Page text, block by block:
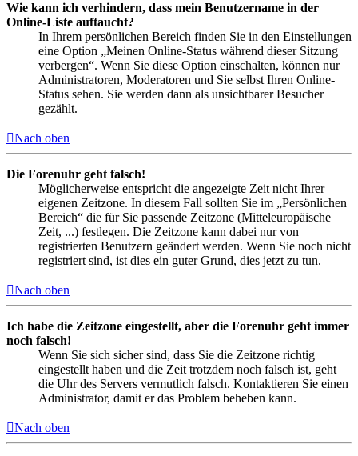
Wie kann ich verhindern, dass mein Benutzername in der
Online-Liste auftaucht?
In Ihrem persönlichen Bereich finden Sie in den Einstellungen
eine Option „Meinen Online-Status während dieser Sitzung
verbergen“. Wenn Sie diese Option einschalten, können nur
Administratoren, Moderatoren und Sie selbst Ihren Online-
Status sehen. Sie werden dann als unsichtbarer Besucher
gezählt.
Nach oben
Die Forenuhr geht falsch!
Möglicherweise entspricht die angezeigte Zeit nicht Ihrer
eigenen Zeitzone. In diesem Fall sollten Sie im „Persönlichen
Bereich“ die für Sie passende Zeitzone (Mitteleuropäische
Zeit, ...) festlegen. Die Zeitzone kann dabei nur von
registrierten Benutzern geändert werden. Wenn Sie noch nicht
registriert sind, ist dies ein guter Grund, dies jetzt zu tun.
Nach oben
Ich habe die Zeitzone eingestellt, aber die Forenuhr geht immer
noch falsch!
Wenn Sie sich sicher sind, dass Sie die Zeitzone richtig
eingestellt haben und die Zeit trotzdem noch falsch ist, geht
die Uhr des Servers vermutlich falsch. Kontaktieren Sie einen
Administrator, damit er das Problem beheben kann.
Nach oben